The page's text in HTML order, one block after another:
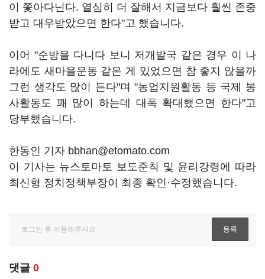
이 쫓아다닌다. 열심히 더 잘해서 지금보다 훨씬 존중
받고 대우받았으면 한다"고 했습니다.
이어 "순방을 다니다 보니 저개발국 같은 경우 이 나
라에도 새마을운동 같은 게 있었으면 참 좋지 않을까
그런 생각도 많이 든다"며 "농업지원활동 등 국제 봉
사활동도 꽤 많이 하는데 대폭 확대했으면 한다"고
당부했습니다.
한동인 기자 bbhan@etomato.com
이 기사는 뉴스토마토 보도준칙 및 윤리강령에 따라
최신형 정치정책부장이 최종 확인·수정했습니다.
댓글 0